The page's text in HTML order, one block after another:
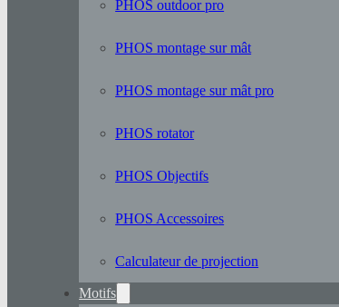
PHOS outdoor pro
PHOS montage sur mât
PHOS montage sur mât pro
PHOS rotator
PHOS Objectifs
PHOS Accessoires
Calculateur de projection
Motifs